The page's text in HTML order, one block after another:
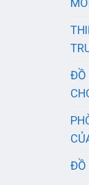
ĐỒ
ĐỒ